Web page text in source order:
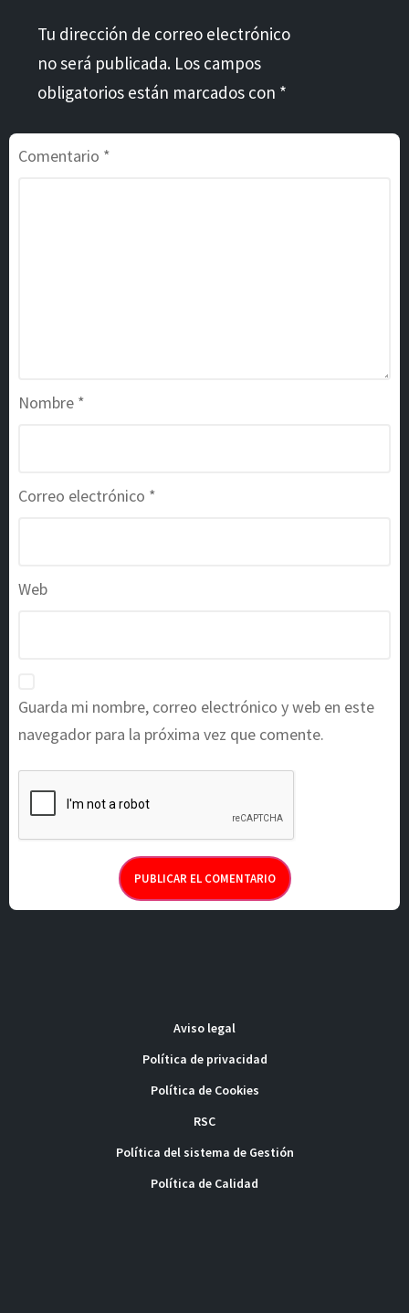
Tu dirección de correo electrónico
no será publicada. Los campos
obligatorios están marcados con *
Comentario *
Nombre *
Correo electrónico *
Web
Guarda mi nombre, correo electrónico y web en este
navegador para la próxima vez que comente.
Aviso legal
Política de privacidad
Política de Cookies
RSC
Política del sistema de Gestión
Política de Calidad